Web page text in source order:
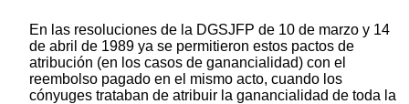
En las resoluciones de la DGSJFP de 10 de marzo y 14
de abril de 1989 ya se permitieron estos pactos de
atribución (en los casos de ganancialidad) con el
reembolso pagado en el mismo acto, cuando los
cónyuges trataban de atribuir la ganancialidad de toda la